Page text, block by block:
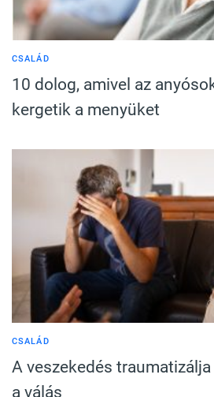
CSALÁD
10 dolog, amivel az
kergetik a menyüket
CSALÁD
A veszekedés
a válás